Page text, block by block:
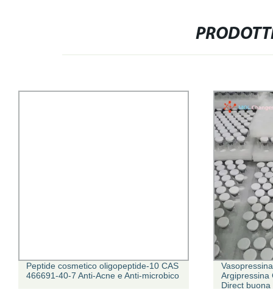
Peptide cosmetico oligopeptide-10 CAS
466691-40-7 Anti-Acne e Anti-microbico
Argipressina
Direct